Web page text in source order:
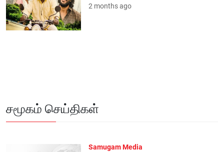
2 months ago
சமூகம் செய்திகள்
Samugam Media